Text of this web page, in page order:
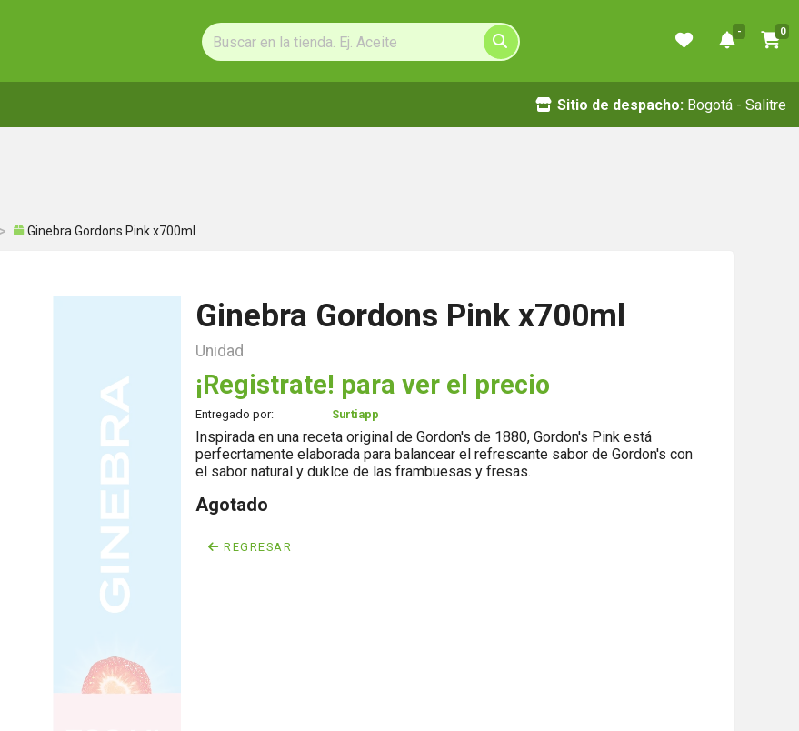
- 0
Sitio de despacho: Bogotá - Salitre
Ginebra Gordons Pink x700ml
Ginebra Gordons Pink x700ml
Unidad
¡Registrate! para ver el precio
Entregado por: Surtiapp
Inspirada en una receta original de Gordon's de 1880, Gordon's Pink está
perfecrtamente elaborada para balancear el refrescante sabor de Gordon's con
el sabor natural y duklce de las frambuesas y fresas.
Agotado
REGRESAR